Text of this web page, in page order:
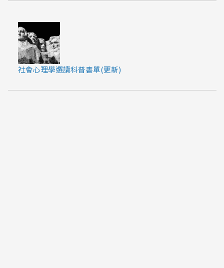
社會心理學選讀科普書單(更新)